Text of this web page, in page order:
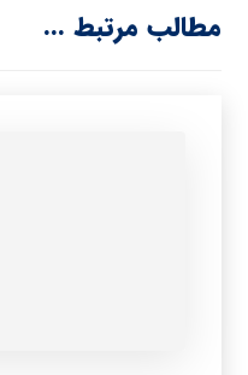
مطالب مرتبط ...